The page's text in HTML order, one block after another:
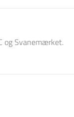
og Svanemærket.